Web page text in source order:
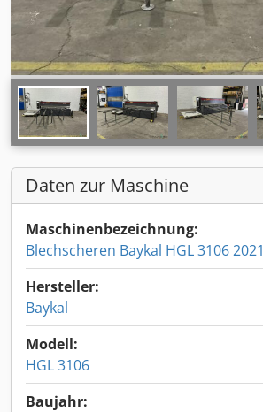
Daten zur Maschine
Maschinenbezeichnung:
Blechscheren Baykal HGL 3106 2021
Hersteller:
Baykal
Modell:
HGL 3106
Baujahr: